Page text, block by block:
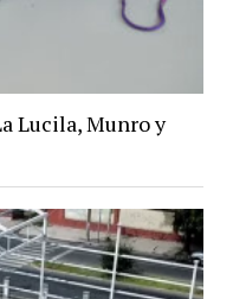
Lucila, Munro y